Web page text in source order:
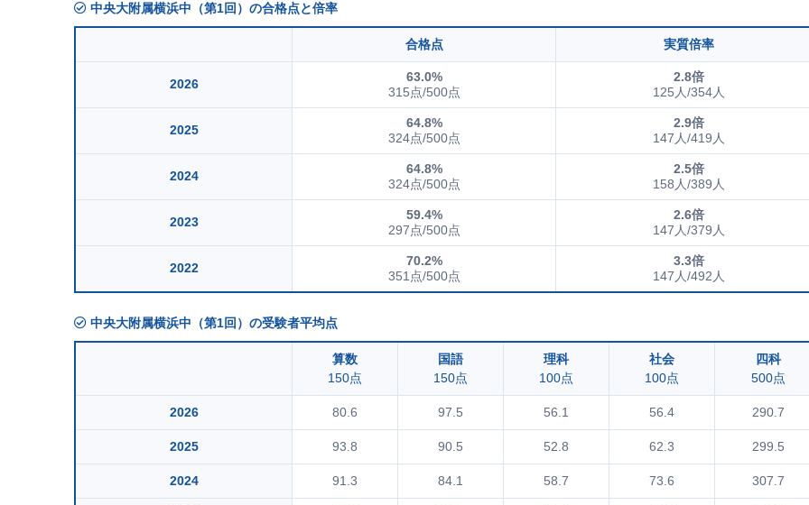
中央大附属横浜中（第1回）の合格点と倍率
合格点 実質倍率
2026
63.0%
315点/500点
2.8倍
125人/354人
2025
64.8%
324点/500点
2.9倍
147人/419人
2024
64.8%
324点/500点
2.5倍
158人/389人
2023
59.4%
297点/500点
2.6倍
147人/379人
2022
70.2%
351点/500点
3.3倍
147人/492人
中央大附属横浜中（第1回）の受験者平均点
算数
150点
国語
150点
理科
100点
社会
100点
四科
500点
2026 80.6 97.5 56.1 56.4 290.7
2025 93.8 90.5 52.8 62.3 299.5
2024 91.3 84.1 58.7 73.6 307.7